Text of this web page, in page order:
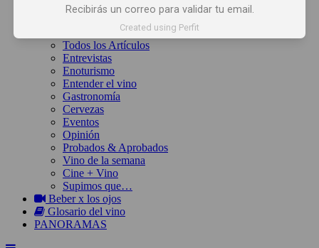
Inicio
Todos los Artículos
Entrevistas
Enoturismo
Entender el vino
Gastronomía
Cervezas
Eventos
Opinión
Probados & Aprobados
Vino de la semana
Cine + Vino
Supimos que…
Beber x los ojos
Glosario del vino
PANORAMAS
Recibirás un correo para validar tu email.
Created using Perfit